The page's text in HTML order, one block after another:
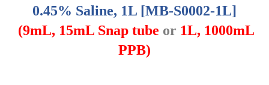
0.45% Saline, 1L [MB-S0002-1L]
(9mL, 15mL Snap tube or 1L, 1000mL
PPB)